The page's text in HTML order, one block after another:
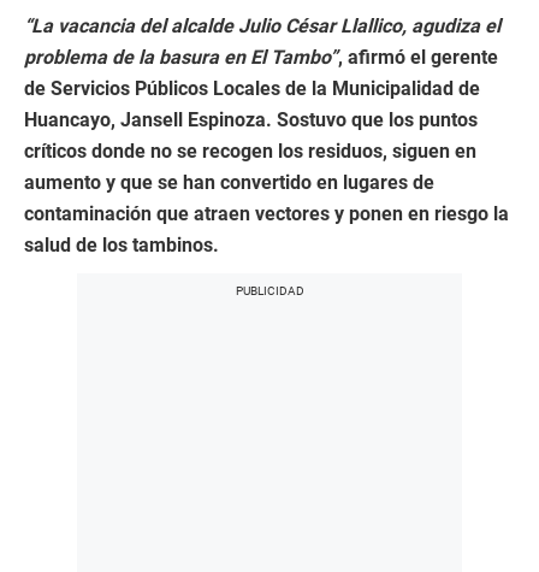
“La vacancia del alcalde Julio César Llallico, agudiza el
problema de la basura en El Tambo”, afirmó el gerente
de Servicios Públicos Locales de la Municipalidad de
Huancayo, Jansell Espinoza. Sostuvo que los puntos
críticos donde no se recogen los residuos, siguen en
aumento y que se han convertido en lugares de
contaminación que atraen vectores y ponen en riesgo la
salud de los tambinos.